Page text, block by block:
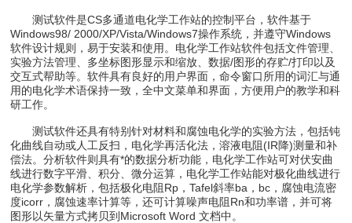
测试软件是CS多通道电化学工作站的控制平台，软件基于
Windows98/ 2000/XP/Vista/Windows7操作系统，并遵守Windows
软件设计规则，易于安装和使用。电化学工作站软件包括文件管理、
实验方法管理、多坐标图形显示和缩放、数据/图形的存贮/打印以及
交互式帮助等。软件具有良好的用户界面，命令窗口所用的词汇与通
用的电化学术语保持一致，全中文菜单和界面，方便用户的教学和科
研工作。
测试软件还具有特别针对材料和腐蚀电化学的实验方法，包括钝
化曲线自动或人工反扫，电化学再活化法，溶液电阻(IR降)测量和补
偿法。分析软件则具有*的数据分析功能，电化学工作站可对伏安曲
线进行数字平滑、积分、微分运算，电化学工作站能对极化曲线进行
电化学参数解析，包括极化电阻Rp，Tafel斜率ba，bc，腐蚀电流密
度icorr，腐蚀速率计算等，还可计算噪声电阻Rn和功率谱，并可将
图形以矢量方式拷贝到Microsoft Word 文档中。